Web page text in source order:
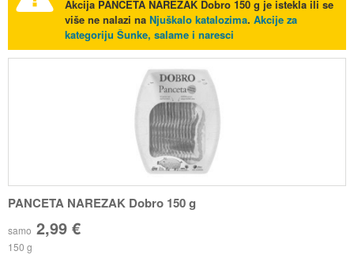
Akcija PANCETA NAREZAK Dobro 150 g je istekla ili se
više ne nalazi na Njuškalo katalozima. Akcije za
kategoriju Šunke, salame i naresci
PANCETA NAREZAK Dobro 150 g
samo 2,99 €
150 g